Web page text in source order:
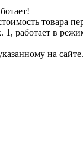
товара
в режиме:
на сайте.